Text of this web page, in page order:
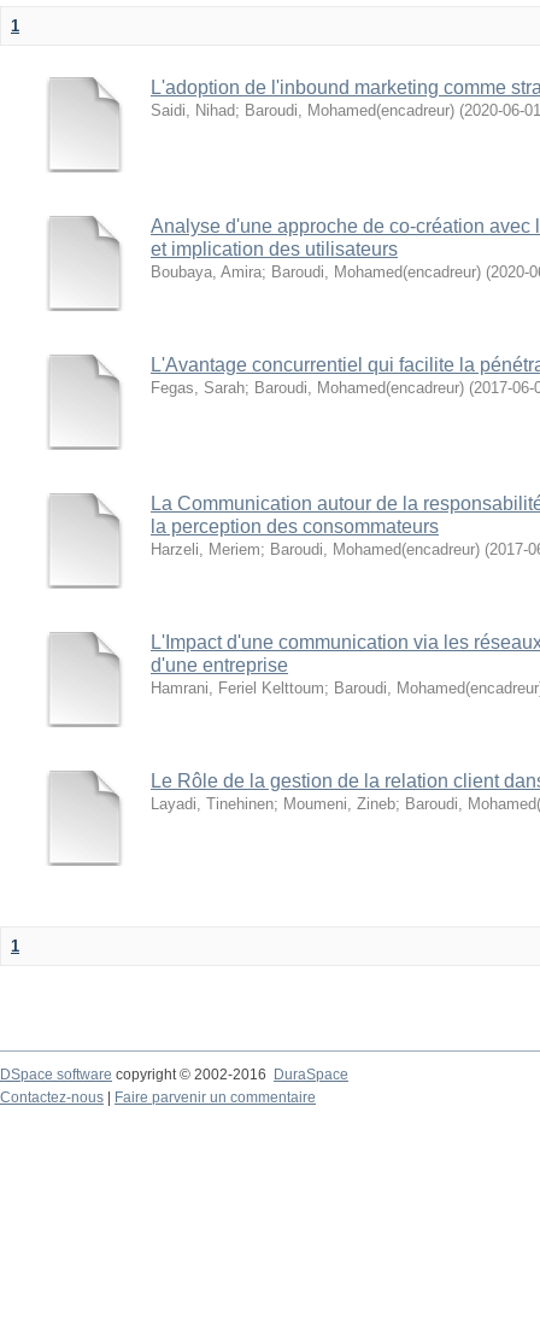
1
L'adoption de l'inbound marketing comme
Saidi, Nihad; Baroudi, Mohamed(encadreur) (2020-06-01
Analyse d'une approche de co-création avec
et implication des utilisateurs
Boubaya, Amira; Baroudi, Mohamed(encadreur) (2020-
L'Avantage concurrentiel qui facilite la
Fegas, Sarah; Baroudi, Mohamed(encadreur) (2017-06-
La Communication autour de la
la perception des consommateurs
Harzeli, Meriem; Baroudi, Mohamed(encadreur) (2017-
L'Impact d'une communication via les
d'une entreprise
Hamrani, Feriel Kelttoum; Baroudi,
Le Rôle de la gestion de la relation client
Layadi, Tinehinen; Moumeni, Zineb; Baroudi,
1
DSpace software copyright © 2002-2016
DuraSpace
Contactez-nous
Faire parvenir un commentaire